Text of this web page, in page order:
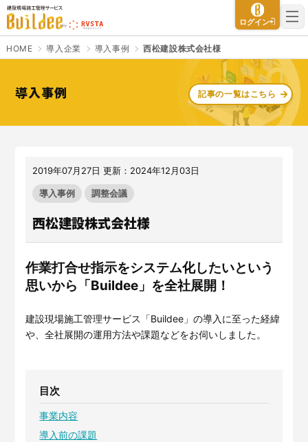
建設現場施工管理サービス Buildee（ビルディー）
ログイン
さよなら、紙マニフェスト 建設現場をICTでスマートに
サービスサイトを見る
入退場も、調整会議も、もっと
Buildeeと連携した機器及びシス
テムを提供するサービスです。
CO₂排出量を「見える化」して
建設業界に特化したCO₂排出量
の算出・可視化が可能な新しい
クラウドサービスです。
サービスサイトを見る
施工管理業務の標準化と
ウ継承を支援するサービスで
サービスサイトを見る
トプログラムを簡便に構築でき
HOME 導入企業 導入事例 西松建設株式会社様
導入事例 記事の一覧はこちら
2019年07月27日 更新：2024年12月03日
導入事例 調整会議
西松建設株式会社様
作業打合せ指示をシステム化したいという
思いから「Buildee」を全社展開！
建設現場施工管理サービス「Buildee」の導入に至った経緯
や、全社展開の運用方法や課題などをお伺いしました。
目次
事業内容
導入前の課題